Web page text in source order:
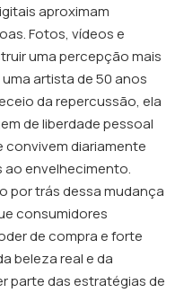
aproximam
Fotos, vídeos e
uma percepção mais
artista de 50 anos
da repercussão, ela
de liberdade pessoal
convivem diariamente
envelhecimento.
por trás dessa mudança
consumidores
de compra e forte
beleza real e da
parte das estratégias de